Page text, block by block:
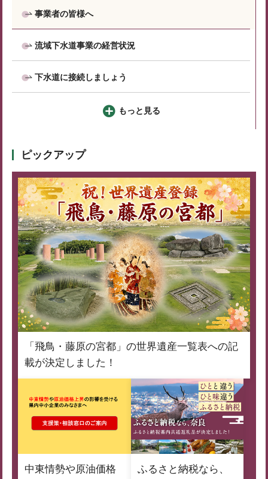
事業者の皆様へ
流域下水道事業の経営状況
下水道に接続しましょう
もっと見る
ピックアップ
「飛鳥・藤原の宮都」の世界遺産一覧表への記
載が決定しました！
中東情勢や原油価格
ふるさと納税なら、